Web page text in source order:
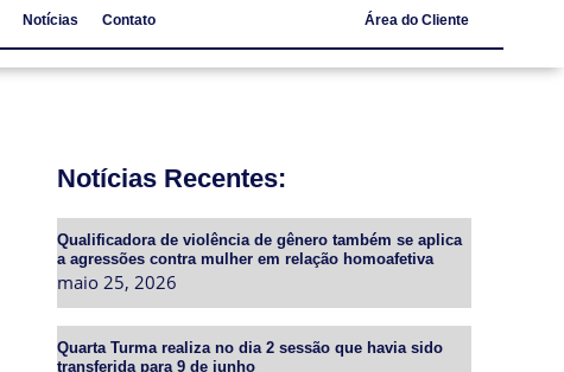
Notícias Contato Área do Cliente
Notícias Recentes:
Qualificadora de violência de gênero também se aplica
a agressões contra mulher em relação homoafetiva
maio 25, 2026
Quarta Turma realiza no dia 2 sessão que havia sido
transferida para 9 de junho